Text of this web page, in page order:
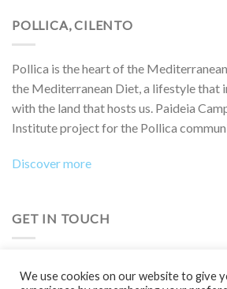
POLLICA, CILENTO
Pollica is the heart of the
the Mediterranean Diet, a lifestyle that
with the land that hosts us. Paideia
Institute project for the Pollica
Discover more
GET IN TOUCH
participate in a Boot Camp or simply
We use cookies on our website to give